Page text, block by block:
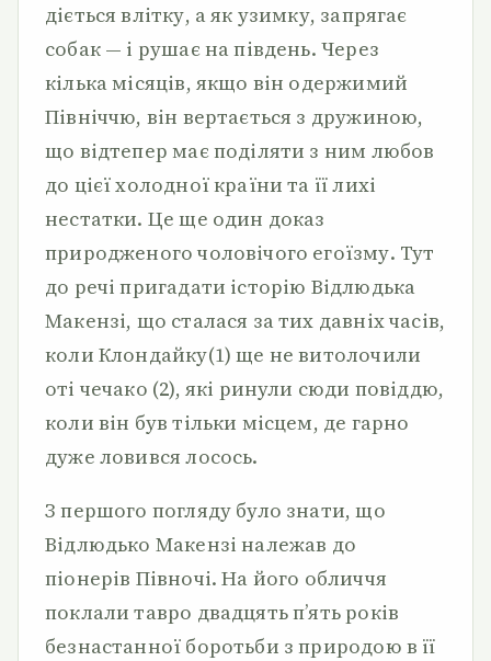
діється влітку, а як узимку, запрягає
собак — і рушає на південь. Через
кілька місяців, якщо він одержимий
Північчю, він вертається з дружиною,
що відтепер має поділяти з ним любов
до цієї холодної країни та її лихі
нестатки. Це ще один доказ
природженого чоловічого егоїзму. Тут
до речі пригадати історію Відлюдька
Макензі, що сталася за тих давніх часів,
коли Клондайку(1) ще не витолочили
оті чечако (2), які ринули сюди повіддю,
коли він був тільки місцем, де гарно
дуже ловився лосось.
З першого погляду було знати, що
Відлюдько Макензі належав до
піонерів Півночі. На його обличчя
поклали тавро двадцять п’ять років
безнастанної боротьби з природою в її